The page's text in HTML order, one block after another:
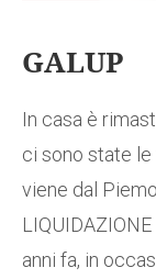
GALUP
In casa è
ci sono state
viene dal
anni fa, in